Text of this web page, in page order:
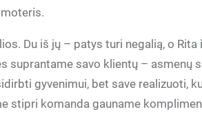
Du iš jų – patys turi negalią, o Rita
suprantame savo klientų – asmenų
gyvenimui, bet save realizuoti,
stipri komanda gauname